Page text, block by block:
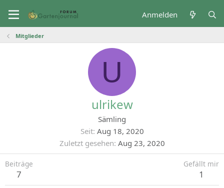
Anmelden
Mitglieder
U
ulrikew
Sämling
Seit Aug 18, 2020
Zuletzt gesehen Aug 23, 2020
Beiträge
7
Gefällt mir
1